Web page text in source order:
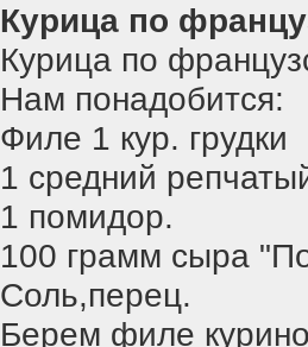
Курица по
Курица по
Нам понадобится:
Филе 1 кур. грудки
1 средний
1 помидор.
100 грамм сыра
Соль,перец.
Берем филе